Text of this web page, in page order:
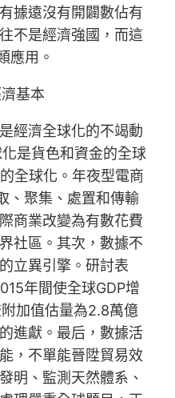
據遠沒有開闢數佔有
不是經濟強國，而這
應用。
基本
經濟全球化的不竭動
是貨色和資金的全球
全球化。年夜型電商
、聚集、處置和傳輸
商業改變為有數花費
社區。其次，數據不
立異引擎。研討表
年間使全球GDP增
加值估量為2.8萬億
進獻。最后，數據活
，不單能晉陞貿易效
明、監測天然體系、